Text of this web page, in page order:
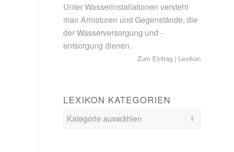
Unter Wasserinstallationen versteht
man Armaturen und Gegenstände, die
der Wasserversorgung und -
entsorgung dienen.
Zum Eintrag | Lexikon
LEXIKON KATEGORIEN